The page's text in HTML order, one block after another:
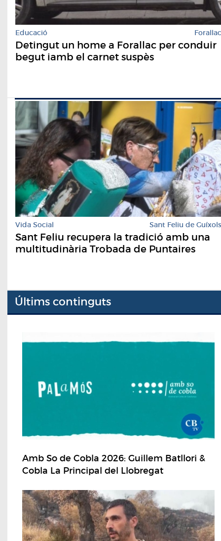
Educació Forallac
Detingut un home a Forallac per conduir
begut iamb el carnet suspès
Vida Social Sant Feliu de Guíxols
Sant Feliu recupera la tradició amb una
multitudinària Trobada de Puntaires
Últims continguts
Amb So de Cobla 2026: Guillem Batllori &
Cobla La Principal del Llobregat